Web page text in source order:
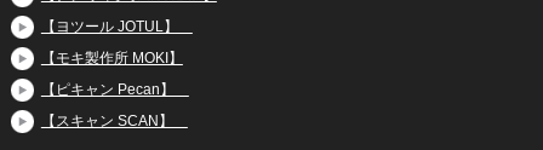
【ヨツール JOTUL】
【モキ製作所 MOKI】
【ピキャン Pecan】
【スキャン SCAN】